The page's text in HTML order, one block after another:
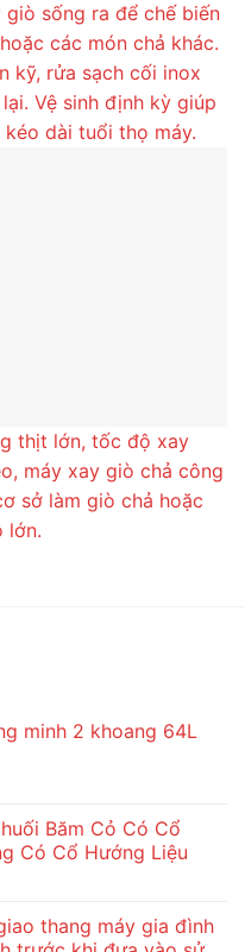
giò sống ra để chế biến
các món chả khác.
kỹ, rửa sạch cối inox
Vệ sinh định kỳ giúp
dài tuổi thọ máy.
thịt lớn, tốc độ xay
máy xay giò chả công
sở làm giò chả hoặc
lớn.
minh 2 khoang 64L
Băm Cỏ Có Cổ
Có Cổ Hướng Liệu
thang máy gia đình